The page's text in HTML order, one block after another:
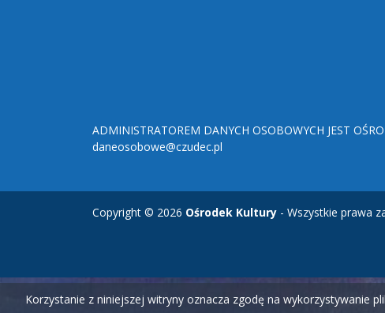
ADMINISTRATOREM DANYCH OSOBOWYCH JEST
daneosobowe@czudec.pl
Copyright © 2026 Ośrodek Kultury - Wszystkie prawa
Korzystanie z niniejszej witryny oznacza zgodę na wykorzystywanie